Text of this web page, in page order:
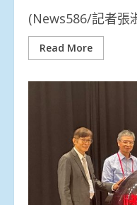
(News586/記者張
Read More